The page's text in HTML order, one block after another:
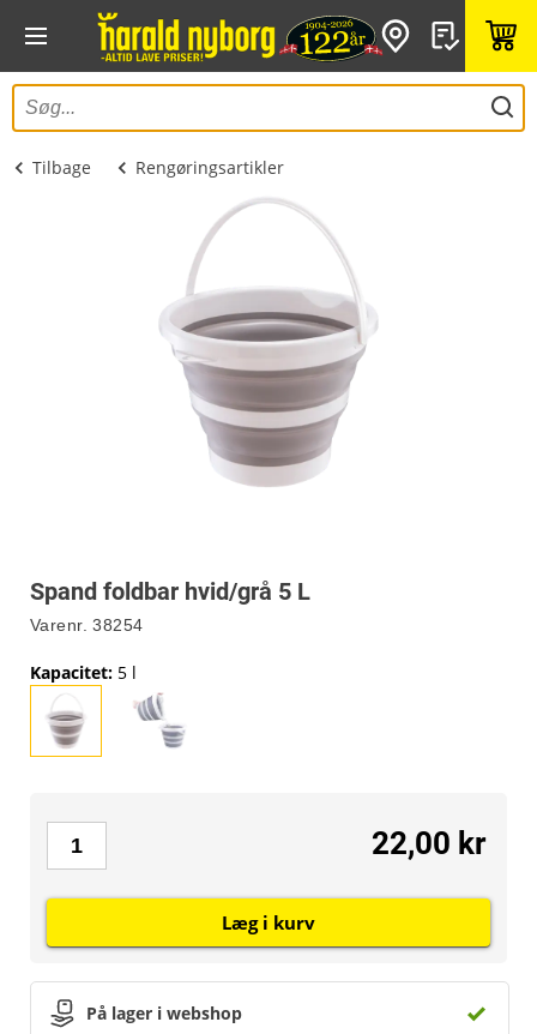
Tilbage Rengøringsartikler
Spand foldbar hvid/grå 5 L
Varenr. 38254
Kapacitet: 5 l
På lager i webshop
22,00 kr
Læg i kurv